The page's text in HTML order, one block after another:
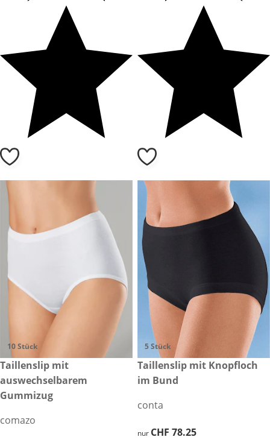
10 Stück
CHF 109.00
Taillenslip mit
auswechselbarem
Gummizug
comazo
5 Stück
CHF 78.25
Taillenslip mit Knopfloch
im Bund
conta
CHF 78.25
nur CHF 78.25